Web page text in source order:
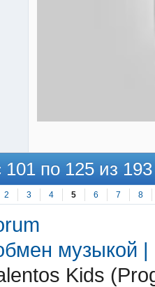
по 125 из 193
2 3 4 5 6 7 8
музыкой
Kids